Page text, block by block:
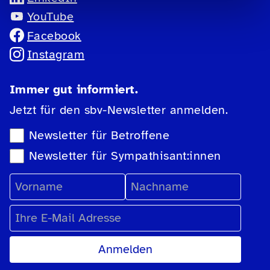
YouTube
Facebook
Instagram
Immer gut informiert.
Jetzt für den sbv-Newsletter anmelden.
Newsletter-Auswahl
Newsletter für Betroffene
Newsletter für Sympathisant:innen
Vorname
Nachname
E-Mail Adresse